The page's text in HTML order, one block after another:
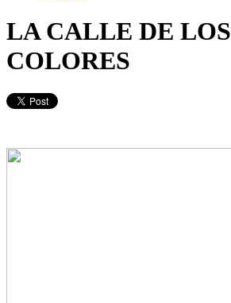
LA CALLE DE LOS
COLORES